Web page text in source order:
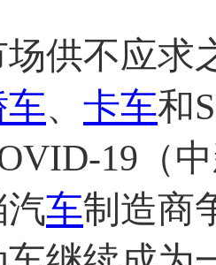
场供不应求
车、 卡车和
19（
汽车制造商